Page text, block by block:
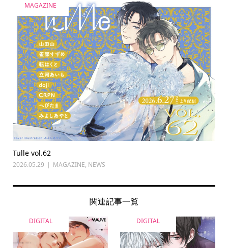
MAGAZINE
Tulle vol.62
2026.05.29 MAGAZINE, NEWS
関連記事一覧
DIGITAL DIGITAL